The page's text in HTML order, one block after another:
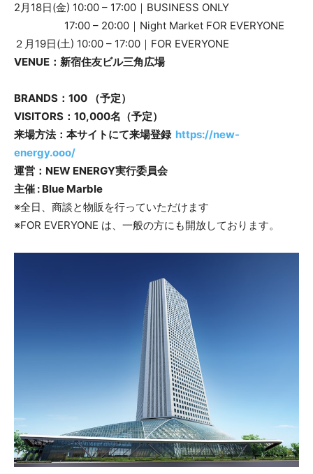
2月18日(金) 10:00 – 17:00｜BUSINESS ONLY
17:00 – 20:00｜Night Market FOR EVERYONE
２月19日(土) 10:00 – 17:00｜FOR EVERYONE
VENUE：新宿住友ビル三角広場
BRANDS：100 （予定）
VISITORS：10,000名（予定）
来場方法：本サイトにて来場登録 https://new-
energy.ooo/
運営：NEW ENERGY実行委員会
主催 : Blue Marble
※全日、商談と物販を行っていただけます
※FOR EVERYONE は、一般の方にも開放しております。